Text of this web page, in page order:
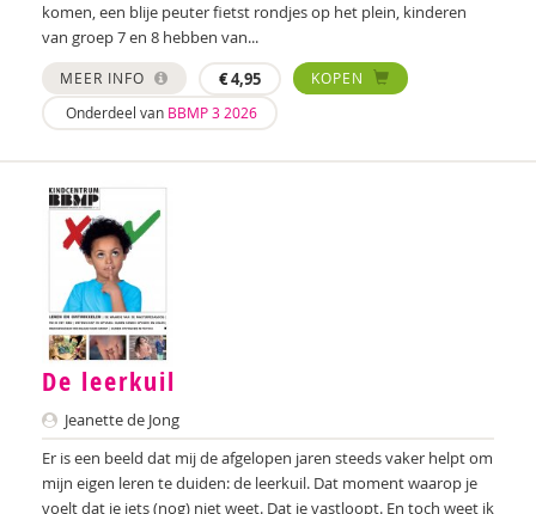
Tessa Vollering
Britt Vries
Geert de Wit
Laura Wyns
komen, een blije peuter fietst rondjes op het plein, kinderen
van groep 7 en 8 hebben van...
MEER INFO €4,95
KOPEN
Onderdeel van BBMP 3 2026
De leerkuil
Jeanette de Jong
Er is een beeld dat mij de afgelopen jaren steeds vaker helpt om
mijn eigen leren te duiden: de leerkuil. Dat moment waarop je
voelt dat je iets (nog) niet weet. Dat je vastloopt. En toch weet ik